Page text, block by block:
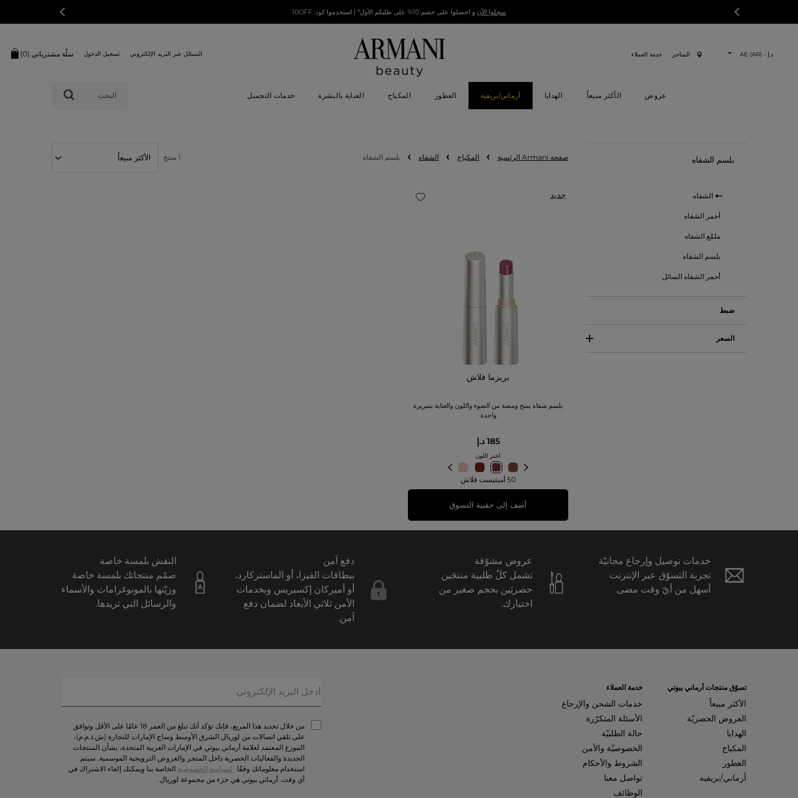
سجلوا الآن و احصلوا على خصم 10% على طلبكم الأول* | استخدموا كود: 10OFF
د.إ - AE (AR) المتاجر خدمة العملاء التسجّل عبر البريد الإلكتروني تسجيل الدخول سلّة مشترياتي (0
)
عروض الأكثر مبيعاً الهدايا أرماني/بريفيه العطور المكياج العناية بالبشرة خدمات التجميل البحث
بلسم الشفاه
الشفاه
أحمر الشفاه
ملمّع الشفاه
بلسم الشفاه
أحمر الشفاه السائل
ضبط
السعر
صفحة Armani الرئسية المكياج الشفاه بلسم الشفاه 1 منتج
جديد
بريزما فلاش
بلسم شفاه يمنح ومضة من الضوء واللون والعناية بتمريرة
واحدة
185 د.إ
اختر اللون
50 أميثيست فلاش
أضف إلى حقيبة التسوق
خدمات توصيل وإرجاع مجانيّة
تجربة التسوّق عبر الإنترنت
أسهل من أيّ وقت مضى.
عروض مشوّقة
تشمل كلّ طلبية منتجَين
حصريَين بحجم صغير من
اختيارك.
دفع آمن
ببطاقات الفيزا، أو الماستركارد،
أو أميركان إكسبريس وبخدمات
الأمن ثلاثي الأبعاد لضمان دفع
آمن.
النقش بلمسة خاصة
صمّم منتجاتك بلمسة خاصة
وزيّنها بالمونوغرامات والأسماء
والرسائل التي تريدها.
تسوّق منتجات أرماني بيوتي
الأكثر مبيعاً
العروض الحصريّة
الهدايا
المكياج
العطور
أرماني/بريفيه
خدمة العملاء
خدمات الشحن والإرجاع
الأسئلة المتكرّرة
حالة الطلبيّة
الخصوصيّة والأمن
الشروط والأحكام
تواصل معنا
الوظائف
من خلال تحديد هذا المربع، فإنك تؤكد أنك تبلغ من العمر 18 عامًا على الأقل وتوافق
على تلقي اتصالات من لوريال الشرق الأوسط وساج الإمارات للتجارة (ش.ذ.م.م)،
الموزع المعتمد لعلامة أرماني بيوتي في الإمارات العربية المتحدة، بشأن المنتجات
الجديدة والفعاليات الحصرية داخل المتجر والعروض الترويجية الموسمية. سيتم
استخدام معلوماتك وفقًا
لسياسة الخصوصية الخاصة بنا ويمكنك إلغاء الاشتراك في
أي وقت. أرماني بيوتي هي جزء من مجموعة لوريال.